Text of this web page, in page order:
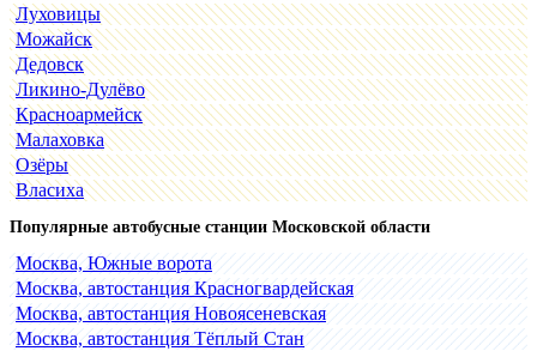
Луховицы
Можайск
Дедовск
Ликино-Дулёво
Красноармейск
Малаховка
Озёры
Власиха
Популярные автобусные станции Московской области
Москва, Южные ворота
Москва, автостанция Красногвардейская
Москва, автостанция Новоясеневская
Москва, автостанция Тёплый Стан